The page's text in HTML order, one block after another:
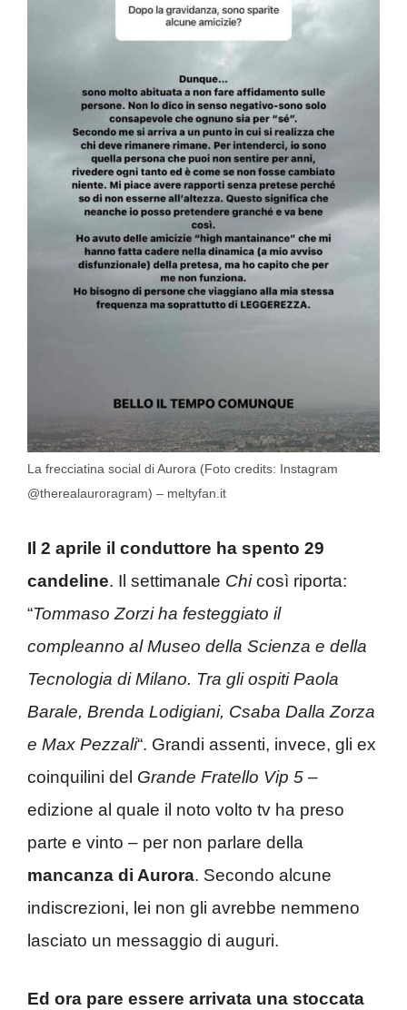
La frecciatina social di Aurora (Foto credits: Instagram
@therealauroragram) – meltyfan.it
Il 2 aprile il conduttore ha spento 29
candeline. Il settimanale Chicosì riporta:
“Tommaso Zorzi ha festeggiato il
compleanno al Museo della Scienza e della
Tecnologia di Milano. Tra gli ospiti Paola
Barale, Brenda Lodigiani, Csaba Dalla Zorza
e Max Pezzali“. Grandi assenti, invece, gli ex
coinquilini del Grande Fratello Vip 5 –
edizione al quale il noto volto tv ha preso
parte e vinto – per non parlare della
mancanza di Aurora. Secondo alcune
indiscrezioni, lei non gli avrebbe nemmeno
lasciato un messaggio di auguri.
Ed ora pare essere arrivata una stoccata